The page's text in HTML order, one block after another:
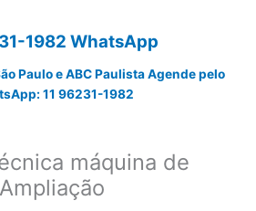
1982 WhatsApp
Paulo e ABC Paulista Agende pelo
11 96231-1982
máquina de